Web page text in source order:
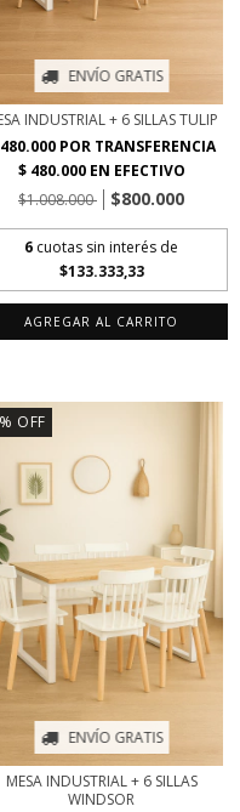
ENVÍO GRATIS
INDUSTRIAL + 6 SILLAS TULIP
$1.008.000 $800.000
6 cuotas sin interés de
$133.333,33
AGREGAR AL CARRITO
% OFF
ENVÍO GRATIS
MESA INDUSTRIAL + 6 SILLAS
WINDSOR